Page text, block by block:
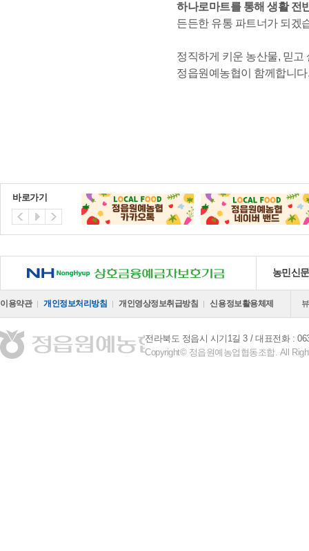
하나로마트를 통해 생활 전
든든한 유통 파트너가 되겠
정직하게 키운 농산물, 믿고
정읍원예농협이 함께합니다
바로가기
NH 상호금융예금자보호기금 농민신
이용약관 개인정보처리방침 개인영상정보취급방침 신용정보활용체제
전라북도 정읍시 시기1길 3
대표전화 :
Copyright© 정읍원예농업협동조합. All